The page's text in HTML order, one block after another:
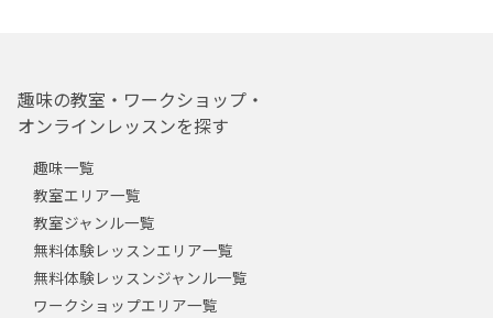
趣味の教室・ワークショップ・
オンラインレッスンを探す
趣味一覧
教室エリア一覧
教室ジャンル一覧
無料体験レッスンエリア一覧
無料体験レッスンジャンル一覧
ワークショップエリア一覧